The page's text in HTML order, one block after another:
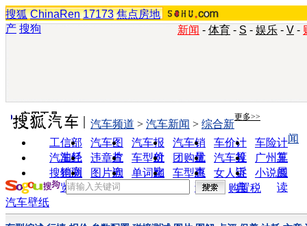
搜狐 ChinaRen 17173 焦点房地
产 搜狗 新闻 - 体育 - S - 娱乐 - V -
实用工具 更多>>
工信部
油耗
汽车图
片
汽车报
价
汽车销
量
车价计
算
车险计
算
汽车经
销商
违章查
询
车型对
比
团购优
惠
汽车投
诉
广州车
展
搜狗浏
览器
图片欣
赏
单词翻
车型查
询
女人宝
典
小说阅
读
汽车频道 > 汽车新闻 > 综合新
闻
购置税
汽车壁纸